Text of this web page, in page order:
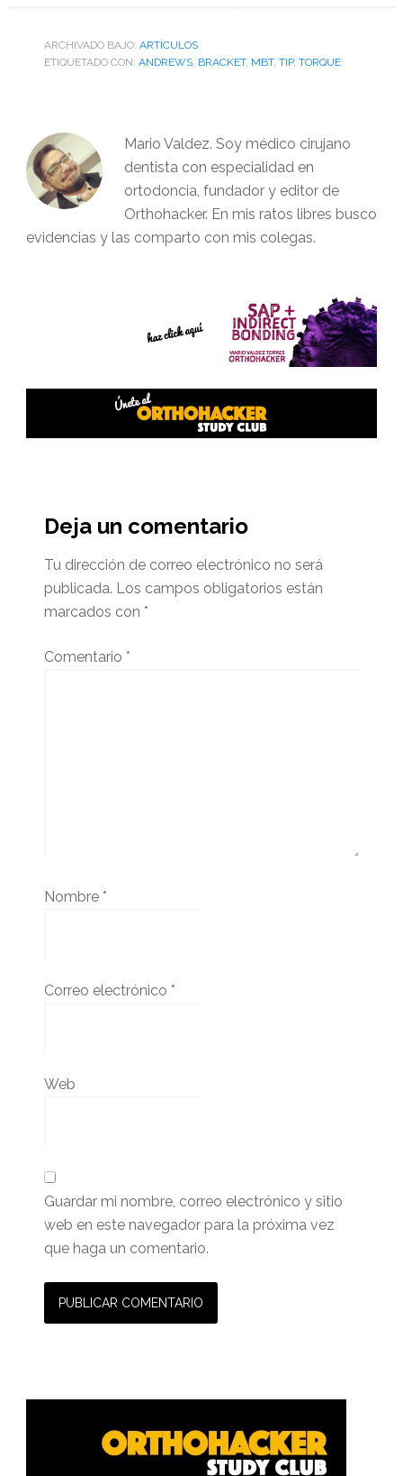
ARCHIVADO BAJO: ARTÌCULOS
ETIQUETADO CON: ANDREWS, BRACKET, MBT, TIP, TORQUE
Mario Valdez. Soy médico cirujano
dentista con especialidad en
ortodoncia, fundador y editor de
Orthohacker. En mis ratos libres busco
evidencias y las comparto con mis colegas.
del
lector
Deja un comentario
Tu dirección de correo electrónico no será
publicada. Los campos obligatorios están
marcados con *
Comentario *
Nombre *
Correo electrónico *
Web
Guardar mi nombre, correo electrónico y sitio
web en este navegador para la próxima vez
que haga un comentario.
Barra
primaria